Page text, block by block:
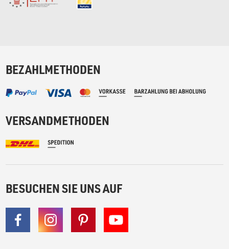
BEZAHLMETHODEN
VERSANDMETHODEN
BESUCHEN SIE UNS AUF